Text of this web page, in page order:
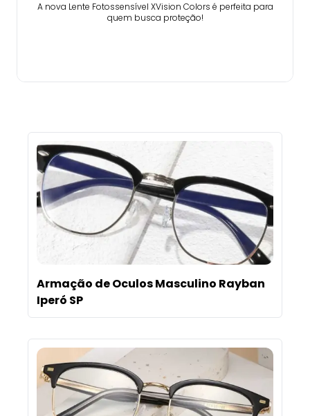
A nova Lente Fotossensível XVision Colors é perfeita para
quem busca proteção!
Armação de Oculos Masculino Rayban
Iperó SP